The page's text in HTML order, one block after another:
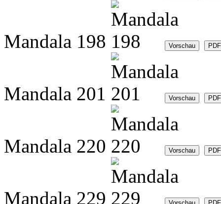
Mandala 198
Mandala 201
Mandala 220
Mandala 229